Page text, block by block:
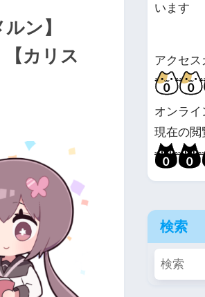
ン】
【カリス
います
アクセス
オンライ
現在の閲
検索